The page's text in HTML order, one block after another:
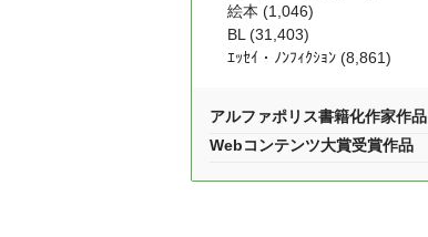
絵本 (1,046)
BL (31,403)
ｴｯｾｲ・ﾉﾝﾌｨｸｼｮﾝ (8,861)
アルファポリス書籍化作家作品
Webコンテンツ大賞受賞作品